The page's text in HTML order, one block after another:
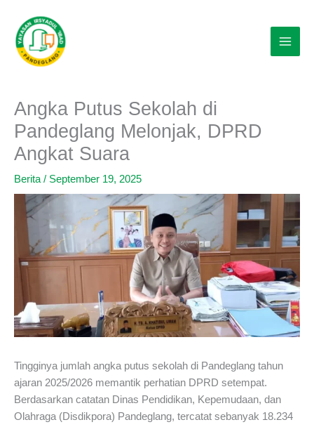
konten
Angka Putus Sekolah di
Pandeglang Melonjak, DPRD
Angkat Suara
Berita / September 19, 2025
Tingginya jumlah angka putus sekolah di Pandeglang tahun
ajaran 2025/2026 memantik perhatian DPRD setempat.
Berdasarkan catatan Dinas Pendidikan, Kepemudaan, dan
Olahraga (Disdikpora) Pandeglang, tercatat sebanyak 18.234